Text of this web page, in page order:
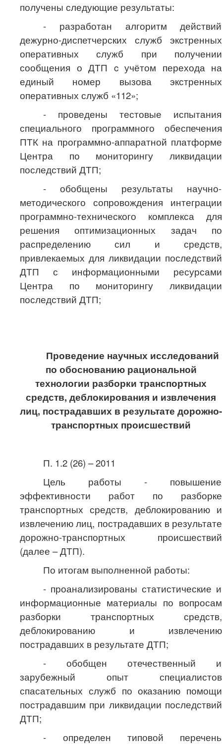
получены следующие результаты:
- разработан алгоритм действий
дежурно-диспетчерских служб экстренных
оперативных служб при получении
сообщения о ДТП c учётом перехода на
единый номер вызова экстренных
оперативных служб «112»;
- проведены тестовые испытания
специального программного обеспечения
ПТК на программно-аппаратной платформе
Центра по мониторингу ликвидации
последствий ДТП;
- обобщены результаты научно-
методического сопровождения интеграции
программно-технического комплекса для
решения оптимизационных задач по
распределению сил и средств,
привлекаемых для ликвидации последствий
ДТП с информационными ресурсами
Центра по мониторингу ликвидации
последствий ДТП;
Проведение научных исследований
по обоснованию рациональной
технологии разборки транспортных
средств, деблокирования и извлечения
лиц, пострадавших в результате дорожно-
транспортных происшествий
П. 1.2 (26) – 2011
Цель работы - повышение
эффективности работ по разборке
транспортных средств, деблокированию и
извлечению лиц, пострадавших в результате
дорожно-транспортных происшествий
(далее – ДТП).
По итогам выполненной работы:
- проанализированы статистические и
информационные материалы по вопросам
разборки транспортных средств,
деблокированию и извлечению
пострадавших в результате ДТП;
- обобщен отечественный и
зарубежный опыт специалистов
спасательных служб по оказанию помощи
пострадавшим при ликвидации последствий
ДТП;
- определен типовой перечень